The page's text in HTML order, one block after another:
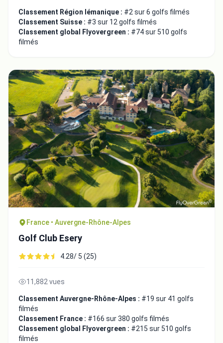
Classement Région lémanique : #2 sur 6 golfs filmés
Classement Suisse : #3 sur 12 golfs filmés
Classement global Flyovergreen : #74 sur 510 golfs
filmés
France • Auvergne-Rhône-Alpes
Golf Club Esery
4.28/ 5 (25)
11,882 vues
Classement Auvergne-Rhône-Alpes : #19 sur 41 golfs
filmés
Classement France : #166 sur 380 golfs filmés
Classement global Flyovergreen : #215 sur 510 golfs
filmés